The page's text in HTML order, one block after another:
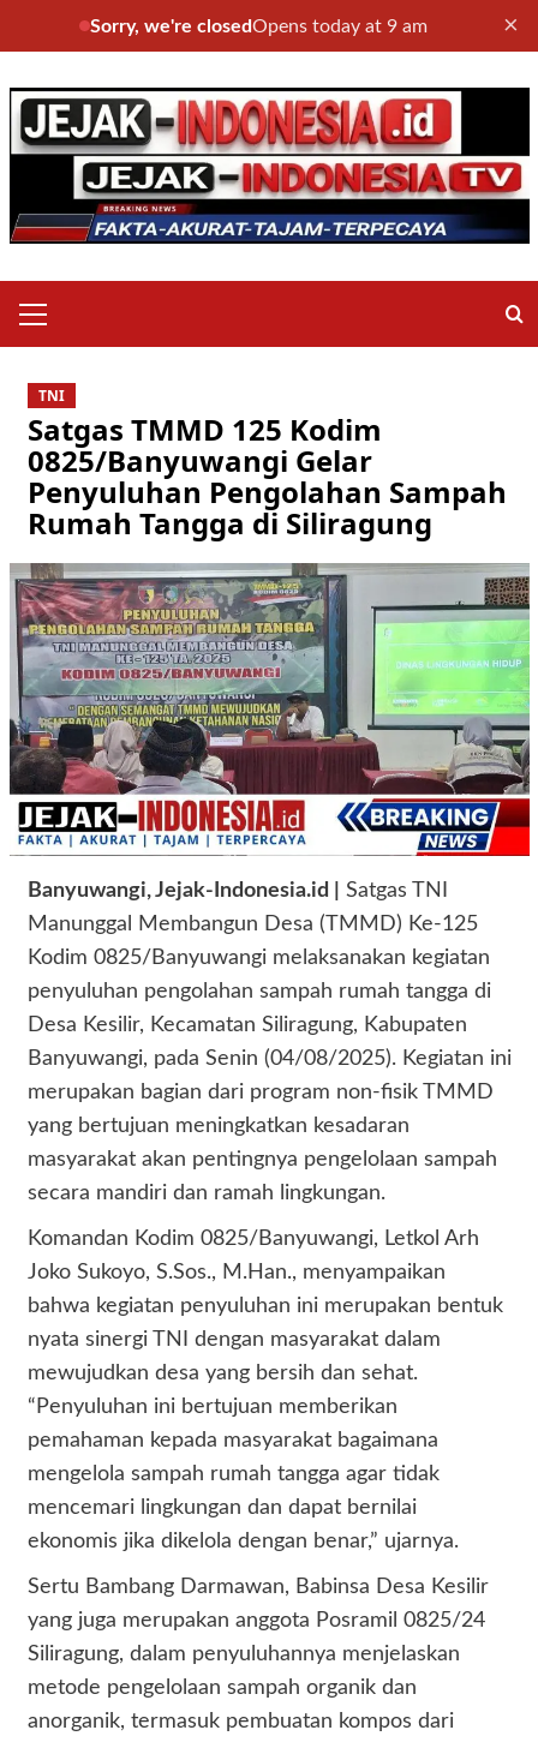
Sorry, we're closedOpens today at 9 am ×
to
content
Menu
TNI
Satgas TMMD 125 Kodim
0825/Banyuwangi Gelar
Penyuluhan Pengolahan Sampah
Rumah Tangga di Siliragung
Banyuwangi, Jejak-Indonesia.id |
Satgas TNI
Manunggal Membangun Desa (TMMD) Ke-125
Kodim 0825/Banyuwangi melaksanakan kegiatan
penyuluhan pengolahan sampah rumah tangga di
Desa Kesilir, Kecamatan Siliragung, Kabupaten
Banyuwangi, pada Senin (04/08/2025). Kegiatan ini
merupakan bagian dari program non-fisik TMMD
yang bertujuan meningkatkan kesadaran
masyarakat akan pentingnya pengelolaan sampah
secara mandiri dan ramah lingkungan.
Komandan Kodim 0825/Banyuwangi, Letkol Arh
Joko Sukoyo, S.Sos., M.Han., menyampaikan
bahwa kegiatan penyuluhan ini merupakan bentuk
nyata sinergi TNI dengan masyarakat dalam
mewujudkan desa yang bersih dan sehat.
“Penyuluhan ini bertujuan memberikan
pemahaman kepada masyarakat bagaimana
mengelola sampah rumah tangga agar tidak
mencemari lingkungan dan dapat bernilai
ekonomis jika dikelola dengan benar,” ujarnya.
Sertu Bambang Darmawan, Babinsa Desa Kesilir
yang juga merupakan anggota Posramil 0825/24
Siliragung, dalam penyuluhannya menjelaskan
metode pengelolaan sampah organik dan
anorganik, termasuk pembuatan kompos dari